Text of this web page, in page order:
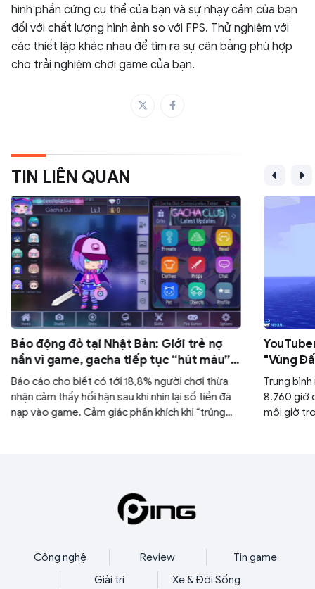
hình phần cứng cụ thể của bạn và sự nhạy cảm của bạn
đối với chất lượng hình ảnh so với FPS. Thử nghiệm với
các thiết lập khác nhau để tìm ra sự cân bằng phù hợp
cho trải nghiệm chơi game của bạn.
TIN LIÊN QUAN
Báo động đỏ tại Nhật Bản: Giới trẻ nợ
nần vì game, gacha tiếp tục “hút máu”
người chơi U30
Báo cáo cho biết có tới 18,8% người chơi thừa
nhận cảm thấy hối hận sau khi nhìn lại số tiền đã
nạp vào game. Cảm giác phấn khích khi “trúng
"Vùng
Trung
8.760 giờ
mỗi giờ
Công nghệ Review
Tin game
Giải trí
Xe & Đời Sống